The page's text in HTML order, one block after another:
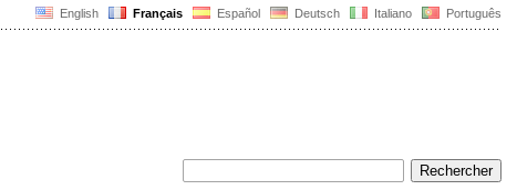
English Français Español Deutsch Italiano Português